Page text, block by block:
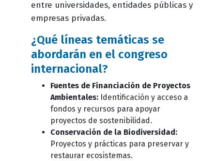
entre universidades, entidades públicas y
empresas privadas.
¿Qué líneas temáticas se
abordarán en el congreso
internacional?
Fuentes de Financiación de Proyectos
Ambientales: Identificación y acceso a
fondos y recursos para apoyar
proyectos de sostenibilidad.
Conservación de la Biodiversidad:
Proyectos y prácticas para preservar y
restaurar ecosistemas.